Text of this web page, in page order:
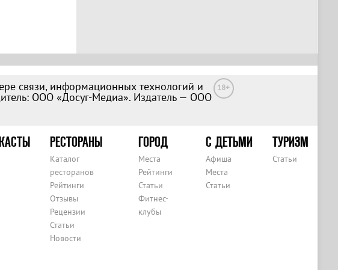
связи, информационных технологий и
ООО «Досуг-Медиа». Издатель — ООО
18+
РЕСТОРАНЫ
Каталог
ресторанов
Рейтинги
Отзывы
Рецензии
Статьи
Новости
ГОРОД
Места
Рейтинги
Статьи
Фитнес-
клубы
С ДЕТЬМИ
Афиша
Места
Статьи
ТУРИЗМ
Статьи